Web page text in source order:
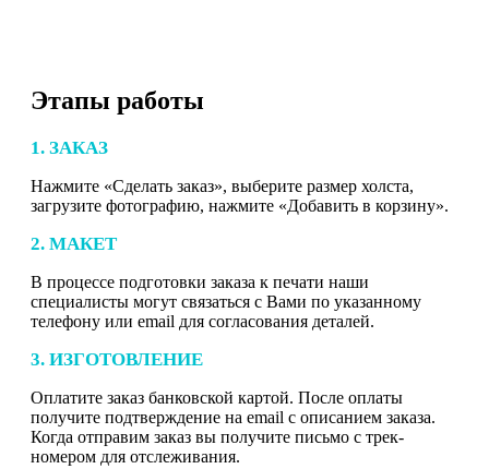
Этапы работы
1. ЗАКАЗ
Нажмите «Сделать заказ», выберите размер холста,
загрузите фотографию, нажмите «Добавить в корзину».
2. МАКЕТ
В процессе подготовки заказа к печати наши
специалисты могут связаться с Вами по указанному
телефону или email для согласования деталей.
3. ИЗГОТОВЛЕНИЕ
Оплатите заказ банковской картой. После оплаты
получите подтверждение на email с описанием заказа.
Когда отправим заказ вы получите письмо с трек-
номером для отслеживания.